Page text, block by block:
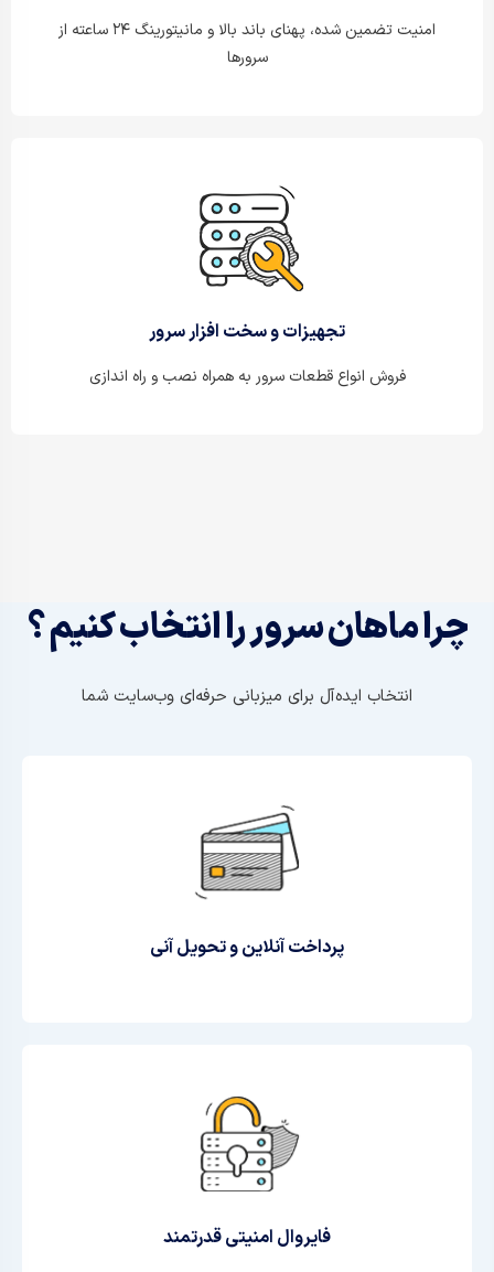
امنیت تضمین شده، پهنای باند بالا و مانیتورینگ ۲۴ ساعته از
سرورها
تجهیزات و سخت افزار سرور
فروش انواع قطعات سرور به همراه نصب و راه اندازی
چرا ماهان سرور را انتخاب کنیم ؟
انتخاب ایده‌آل برای میزبانی حرفه‌ای وب‌سایت شما
پرداخت آنلاین و تحویل آنی
فایروال امنیتی قدرتمند